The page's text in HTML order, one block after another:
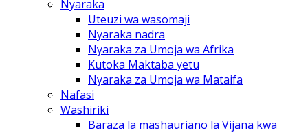
Nyaraka
Uteuzi wa wasomaji
Nyaraka nadra
Nyaraka za Umoja wa Afrika
Kutoka Maktaba yetu
Nyaraka za Umoja wa Mataifa
Nafasi
Washiriki
Baraza la mashauriano la Vijana kwa